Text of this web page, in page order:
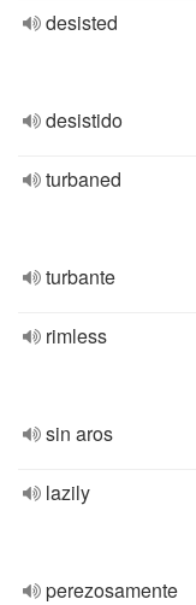
desisted
desistido
turbaned
turbante
rimless
sin aros
lazily
perezosamente